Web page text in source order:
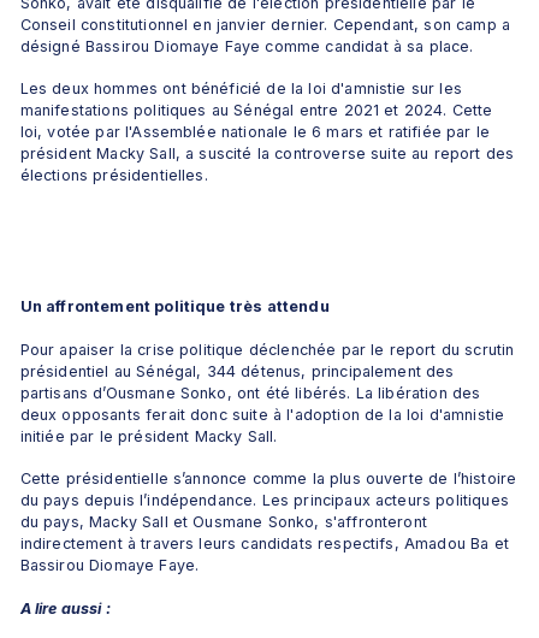
Conseil constitutionnel en janvier dernier. Cependant, son camp a
désigné Bassirou Diomaye Faye comme candidat à sa place.
Les deux hommes ont bénéficié de la loi d'amnistie sur les
manifestations politiques au Sénégal entre 2021 et 2024. Cette
loi, votée par l'Assemblée nationale le 6 mars et ratifiée par le
président Macky Sall, a suscité la controverse suite au report des
élections présidentielles.
Un affrontement politique très attendu
Pour apaiser la crise politique déclenchée par le report du scrutin
présidentiel au Sénégal, 344 détenus, principalement des
partisans d’Ousmane Sonko, ont été libérés. La libération des
deux opposants ferait donc suite à l'adoption de la loi d'amnistie
initiée par le président Macky Sall.
Cette présidentielle s’annonce comme la plus ouverte de l’histoire
du pays depuis l’indépendance. Les principaux acteurs politiques
du pays, Macky Sall et Ousmane Sonko, s'affronteront
indirectement à travers leurs candidats respectifs, Amadou Ba et
Bassirou Diomaye Faye.
A lire aussi :